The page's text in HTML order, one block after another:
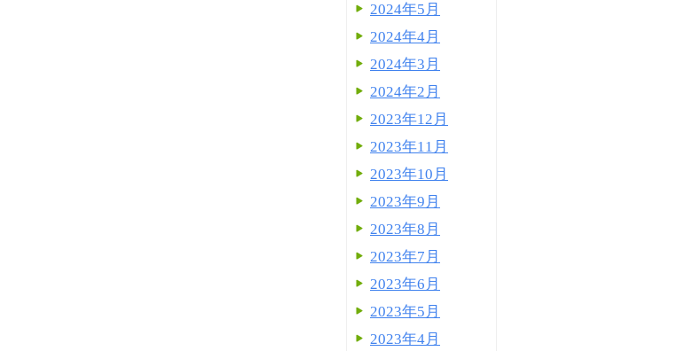
2024年5月
2024年4月
2024年3月
2024年2月
2023年12月
2023年11月
2023年10月
2023年9月
2023年8月
2023年7月
2023年6月
2023年5月
2023年4月